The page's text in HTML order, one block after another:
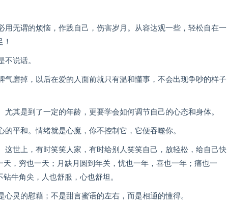
无谓的烦恼，作践自己，伤害岁月。从容达观一些，轻松自在一
不说话。
磨掉，以后在爱的人面前就只有温和懂事，不会出现争吵的样子
其是到了一定的年龄，更要学会如何调节自己的心态和身体。
平和。情绪就是心魔，你不控制它，它便吞噬你。
世上，有时笑笑人家，有时给别人笑笑自己，放轻松，给自己快
，穷也一天；月缺月圆到年关，忧也一年，喜也一年；痛也一
牛角尖，人也舒服，心也舒坦。
灵的慰藉；不是甜言蜜语的左右，而是相通的懂得。